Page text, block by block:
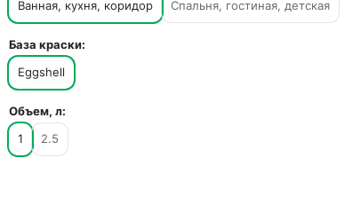
Ванная, кухня, коридор
Спальня, гостиная, детская
База краски:
Eggshell
Объем, л:
1
2.5